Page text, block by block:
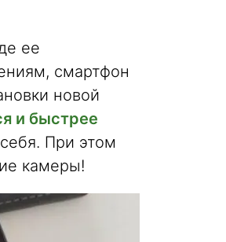
ее
смартфон
новой
и быстрее
При этом
камеры!